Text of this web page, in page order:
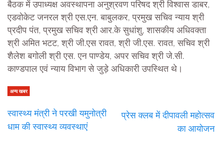
बैठक में उपाध्यक्ष अवस्थापना अनुश्रवण परिषद श्री विश्वास डाबर,
एडवोकेट जनरल श्री एस.एन. बाबुलकर, प्रमुख सचिव न्याय श्री
प्रदीप पंत, प्रमुख सचिव श्री आर.के सुधांशु, शासकीय अधिवक्ता
श्री अमित भटट, श्री जी.एस रावत, श्री जी.एस. रावत, सचिव श्री
शैलेश बगोली श्री एस. एन पाण्डेय, अपर सचिव श्री जे.सी.
काण्डपाल एवं न्याय विभाग से जुड़े अधिकारी उपस्थित थे।
अन्य खबर
स्वास्थ्य मंत्री ने परखी यमुनोत्री
धाम की स्वास्थ्य व्यवस्थाएं
प्रेस क्लब में दीपावली महोत्सव
का आयोजन